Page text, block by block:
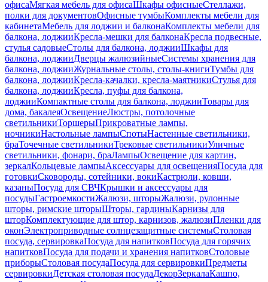
офисаМягкая мебель для офисаШкафы офисныеСтеллажи,
полки для документовОфисные тумбыКомплекты мебели для
кабинетаМебель для лоджии и балконаКомплекты мебели для
балкона, лоджииКресла-мешки для балконаКресла подвесные,
стулья садовыеСтолы для балкона, лоджииШкафы для
балкона, лоджииДверцы жалюзийныеСистемы хранения для
балкона, лоджииЖурнальные столы, столы-книгиТумбы для
балкона, лоджииКресла-качалки, кресла-маятникиСтулья для
балкона, лоджииКресла, пуфы для балкона,
лоджииКомпактные столы для балкона, лоджииТовары для
дома, бакалеяОсвещениеЛюстры, потолочные
светильникиТоршерыПрикроватные лампы,
ночникиНастольные лампыСпотыНастенные светильники,
браТочечные светильникиТрековые светильникиУличные
светильники, фонари, браЛампыОсвещение для картин,
зеркалКольцевые лампыАксессуары для освещенияПосуда для
готовкиСковороды, сотейники, вокиКастрюли, ковши,
казаныПосуда для СВЧКрышки и аксессуары для
посудыГастроемкостиЖалюзи, шторыЖалюзи, рулонные
шторы, римские шторыШторы, гардиныКарнизы для
шторКомплектующие для штор, карнизов, жалюзиПленки для
оконЭлектроприводные солнцезащитные системыСтоловая
посуда, сервировкаПосуда для напитковПосуда для горячих
напитковПосуда для подачи и хранения напитковСтоловые
приборыСтоловая посудаПосуда для сервировкиПредметы
сервировкиДетская столовая посудаДекорЗеркалаКашпо,